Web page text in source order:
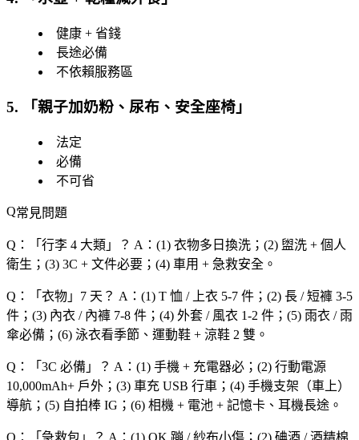
健康 + 省錢
長途必備
不依賴服務區
5. 「親子加奶粉、尿布、安全座椅 」
法定
必備
不可省
常見問題
Q：「 行李 4 大類 」？ A：(1) 衣物多日換洗；(2) 盥洗 + 個人
衛生；(3) 3C + 文件必要；(4) 車用 + 急救安全。
Q：「 衣物 」7 天？ A：(1) T 恤 / 上衣 5-7 件；(2) 長 / 短褲 3-5
件；(3) 內衣 / 內褲 7-8 件；(4) 外套 / 風衣 1-2 件；(5) 雨衣 / 雨
傘必備；(6) 泳衣看季節、運動鞋 + 涼鞋 2 雙。
Q：「 3C 必備 」？ A：(1) 手機 + 充電器必；(2) 行動電源
10,000mAh+ 戶外；(3) 車充 USB 行車；(4) 手機支架（車上）
導航；(5) 自拍棒 IG；(6) 相機 + 電池 + 記憶卡、耳機長途。